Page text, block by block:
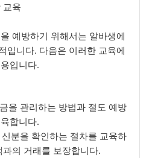
교육
예방하기 위해서는 알바생에
입니다. 다음은 이러한 교육에
입니다.
을 관리하는 방법과 절도 예방
합니다.
신분을 확인하는 절차를 교육하
의 거래를 보장합니다.